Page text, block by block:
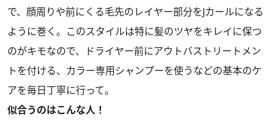
で、顔周りや前にくる毛先のレイヤー部分をJカールになる
ように巻く。このスタイルは特に髪のツヤをキレイに保つ
のがキモなので、ドライヤー前にアウトバストリートメン
トを付ける、カラー専用シャンプーを使うなどの基本のケ
アを毎日丁寧に行って。
似合うのはこんな人！